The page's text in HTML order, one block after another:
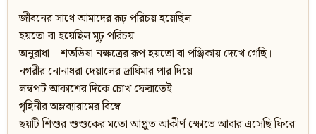
জীবনের সাথে আমাদের রূঢ় পরিচয় হয়েছিল
হয়তো বা হয়েছিল মূঢ় পরিচয়
অনুরাধা—শতভিষা নক্ষত্রের রূপ হয়তো বা পঞ্জিকায় দেখে গেছি।
নগরীর নোনাধরা দেয়ালের দ্রাঘিমার পার দিয়ে
লম্বপট আকাশের দিকে চোখ ফেরাতেই
গৃহিনীর অম্লব্যারামের বিম্বে
ছয়টি শিশুর শুশুকের মতো আপ্লুত আকীর্ণ ক্ষোভে আবার এসেছি ফিরে